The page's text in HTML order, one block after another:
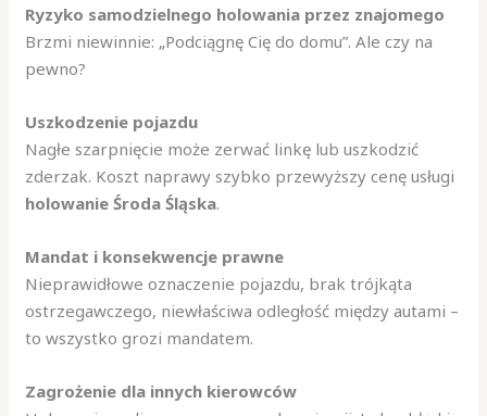
Ryzyko samodzielnego holowania przez znajomego
Brzmi niewinnie: „Podciągnę Cię do domu”. Ale czy na
pewno?
Uszkodzenie pojazdu
Nagłe szarpnięcie może zerwać linkę lub uszkodzić
zderzak. Koszt naprawy szybko przewyższy cenę usługi
holowanie Środa Śląska.
Mandat i konsekwencje prawne
Nieprawidłowe oznaczenie pojazdu, brak trójkąta
ostrzegawczego, niewłaściwa odległość między autami –
to wszystko grozi mandatem.
Zagrożenie dla innych kierowców